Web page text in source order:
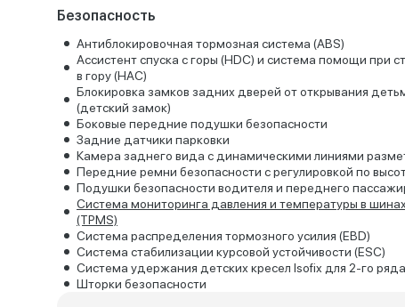
Безопасность
Антиблокировочная тормозная система (ABS)
Ассистент спуска с горы (HDC) и система помощи при
в гору (HAC)
Блокировка замков задних дверей от открывания
(детский замок)
Боковые передние подушки безопасности
Задние датчики парковки
Камера заднего вида с динамическими линиями
Передние ремни безопасности с регулировкой по
Подушки безопасности водителя и переднего
Система мониторинга давления и температуры в
(TPMS)
Система распределения тормозного усилия (EBD)
Система стабилизации курсовой устойчивости (ESC)
Система удержания детских кресел Isofix для 2-го ряда
Шторки безопасности